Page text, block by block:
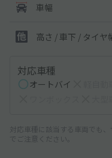
車幅
高さ / 車下 / タイヤ
対応車種
オートバイ
対応車種に該当する車両でも
でご注意ください。